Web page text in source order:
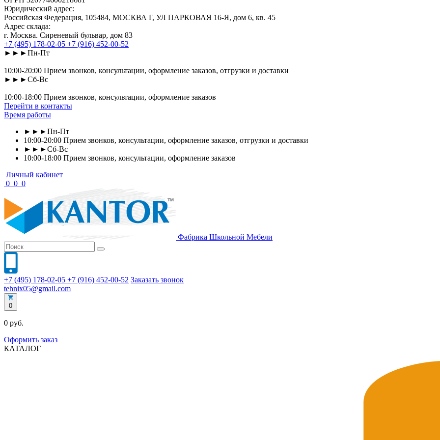
Юридический адрес:
Российская Федерация, 105484, МОСКВА Г, УЛ ПАРКОВАЯ 16-Я, дом 6, кв. 45
Адрес склада:
г. Москва. Сиреневый бульвар, дом 83
+7 (495) 178-02-05 +7 (916) 452-00-52
►►►Пн-Пт
10:00-20:00 Прием звонков, консультации, оформление заказов, отгрузки и доставки
►►►Сб-Вс
10:00-18:00 Прием звонков, консультации, оформление заказов
Перейти в контакты
Время работы
►►►Пн-Пт
10:00-20:00 Прием звонков, консультации, оформление заказов, отгрузки и доставки
►►►Сб-Вс
10:00-18:00 Прием звонков, консультации, оформление заказов
Личный кабинет
0 0 0
Фабрика Школьной Мебели
+7 (495) 178-02-05 +7 (916) 452-00-52 Заказать звонок
tehnix05@gmail.com
0
0 руб.
Оформить заказ
КАТАЛОГ